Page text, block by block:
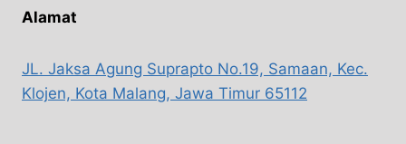
Alamat
JL. Jaksa Agung Suprapto No.19, Samaan, Kec.
Klojen, Kota Malang, Jawa Timur 65112